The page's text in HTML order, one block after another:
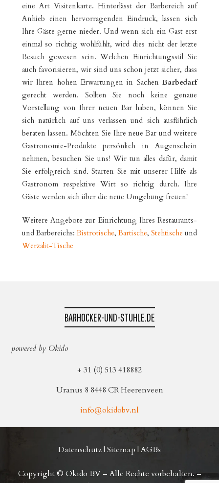
eine Art Visitenkarte. Hinterlässt der Barbereich auf
Anhieb einen hervorragenden Eindruck, lassen sich
Ihre Gäste gerne nieder. Und wenn sich ein Gast erst
einmal so richtig wohlfühlt, wird dies nicht der letzte
Besuch gewesen sein. Welchen Einrichtungsstil Sie
auch favorisieren, wir sind uns schon jetzt sicher, dass
wir Ihren hohen Erwartungen in Sachen Barbedarf
gerecht werden. Sollten Sie noch keine genaue
Vorstellung von Ihrer neuen Bar haben, können Sie
sich natürlich auf uns verlassen und sich ausführlich
beraten lassen. Möchten Sie Ihre neue Bar und weitere
Gastronomie-Produkte persönlich in Augenschein
nehmen, besuchen Sie uns! Wir tun alles dafür, damit
Sie erfolgreich sind. Starten Sie mit unserer Hilfe als
Gastronom respektive Wirt so richtig durch. Ihre
Gäste werden sich über die neue Umgebung freuen!
Weitere Angebote zur Einrichtung Ihres Restaurants-
und Barbereichs:Bistrotische,Bartische, Stehtische und
Werzalit-Tische
BARHOCKER-UND-STUHLE.DE
powered by Okido
+ 31 (0) 513 418882
Uranus 8 8448 CR Heerenveen
info@okidobv.nl
Datenschutz| Sitemap | AGBs
Copyright © Okido BV – Alle Rechte vorbehalten. –